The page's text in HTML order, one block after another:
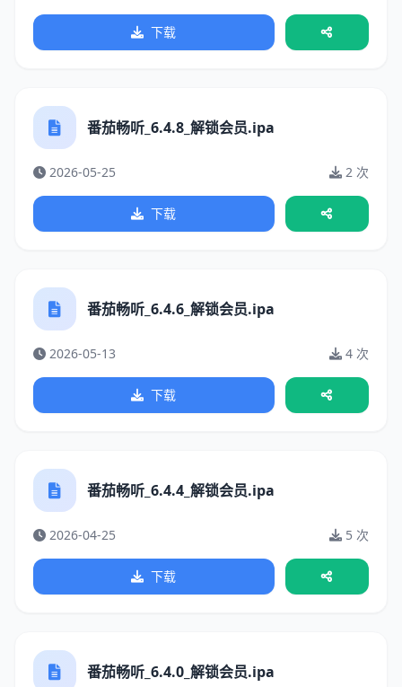
下载
番茄畅听_6.4.8_解锁会员.ipa
2026-05-25 2 次
下载
番茄畅听_6.4.6_解锁会员.ipa
2026-05-13 4 次
下载
番茄畅听_6.4.4_解锁会员.ipa
2026-04-25 5 次
下载
番茄畅听_6.4.0_解锁会员.ipa